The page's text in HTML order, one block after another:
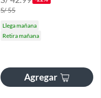
S/ 55
Llega mañana
Retira mañana
Agregar